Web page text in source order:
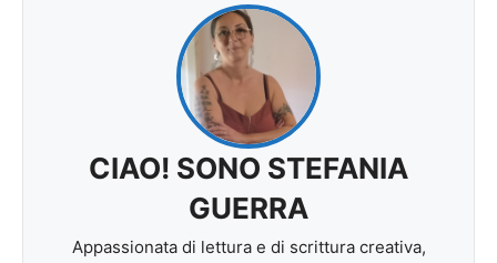
CIAO! SONO STEFANIA
GUERRA
Appassionata di lettura e di scrittura creativa,